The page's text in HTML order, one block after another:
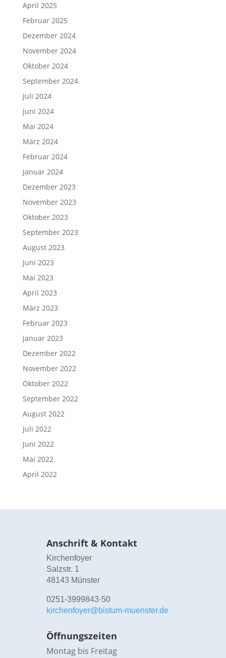
April 2025
Februar 2025
Dezember 2024
November 2024
Oktober 2024
September 2024
Juli 2024
Juni 2024
Mai 2024
März 2024
Februar 2024
Januar 2024
Dezember 2023
November 2023
Oktober 2023
September 2023
August 2023
Juni 2023
Mai 2023
April 2023
März 2023
Februar 2023
Januar 2023
Dezember 2022
November 2022
Oktober 2022
September 2022
August 2022
Juli 2022
Juni 2022
Mai 2022
April 2022
Anschrift & Kontakt
Kirchenfoyer
Salzstr. 1
48143 Münster
0251-3999843-50
kirchenfoyer@bistum-muenster.de
Öffnungszeiten
Montag bis Freitag